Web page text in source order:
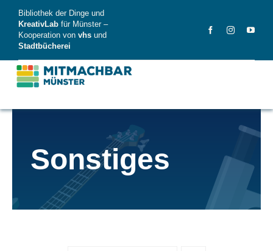
content
Bibliothek der Dinge und
KreativLab für Münster –
Kooperation von vhs und
Stadtbücherei
Dinge
News
Sonstiges